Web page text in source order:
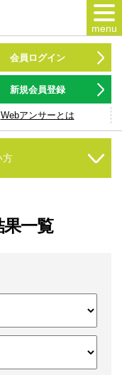
menu
会員ログイン
新規会員登録
Webアンサーとは
方
一覧